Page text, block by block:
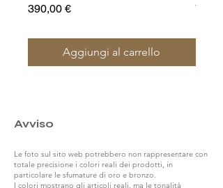
Prezzo
390,00 €
Aggiungi al carrello
Prezzo
Avviso
Le foto sul sito web potrebbero non rappresentare con
totale precisione i colori reali dei prodotti, in
particolare le sfumature di oro e bronzo.
I colori mostrano gli articoli reali, ma le tonalità